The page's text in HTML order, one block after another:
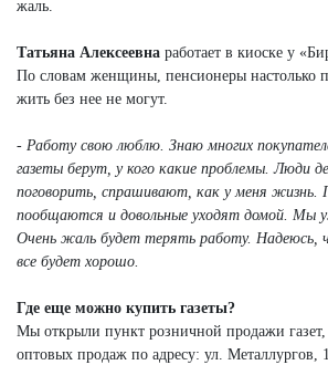
жаль.
Татьяна Алексеевна работает в киоске у
По словам женщины, пенсионеры настолько
жить без нее не могут.
- Работу свою люблю. Знаю многих
газеты берут, у кого какие проблемы. Люди
поговорить, спрашивают, как у меня жизнь.
пообщаются и довольные уходят домой. Мы
Очень жаль будет терять работу. Надеюсь,
все будет хорошо.
Где еще можно купить газеты?
Мы открыли пункт розничной продажи газет,
оптовых продаж по адресу: ул. Металлургов,